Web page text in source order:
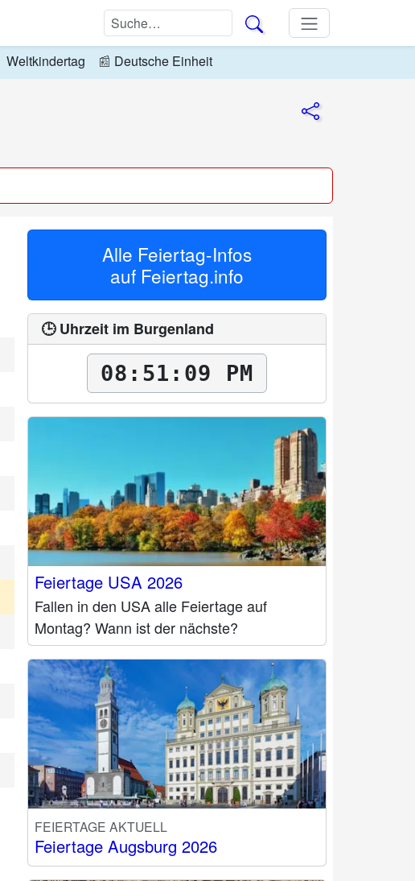
Weltkindertag 📰 Deutsche Einheit
Alle Feiertag-Infos
auf Feiertag.info
🕒 Uhrzeit im Burgenland
08:51:10 PM
Feiertage USA 2026
Fallen in den USA alle Feiertage auf
Montag? Wann ist der nächste?
FEIERTAGE AKTUELL
Feiertage Augsburg 2026